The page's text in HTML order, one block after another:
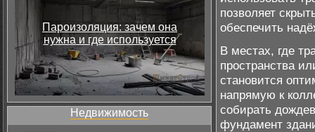
Пароизоляция: зачем она
нужна и где используется
Недвижимость
позволяет
обеспечить
В местах, где
пространства
становится
напрямую к
собирать
фундамент